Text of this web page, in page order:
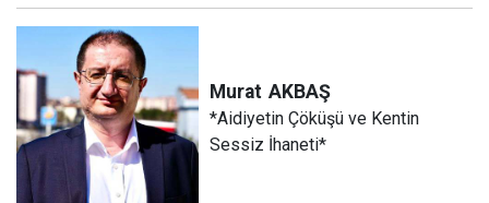
Murat AKBAŞ
*Aidiyetin Çöküşü ve Kentin
Sessiz İhaneti*